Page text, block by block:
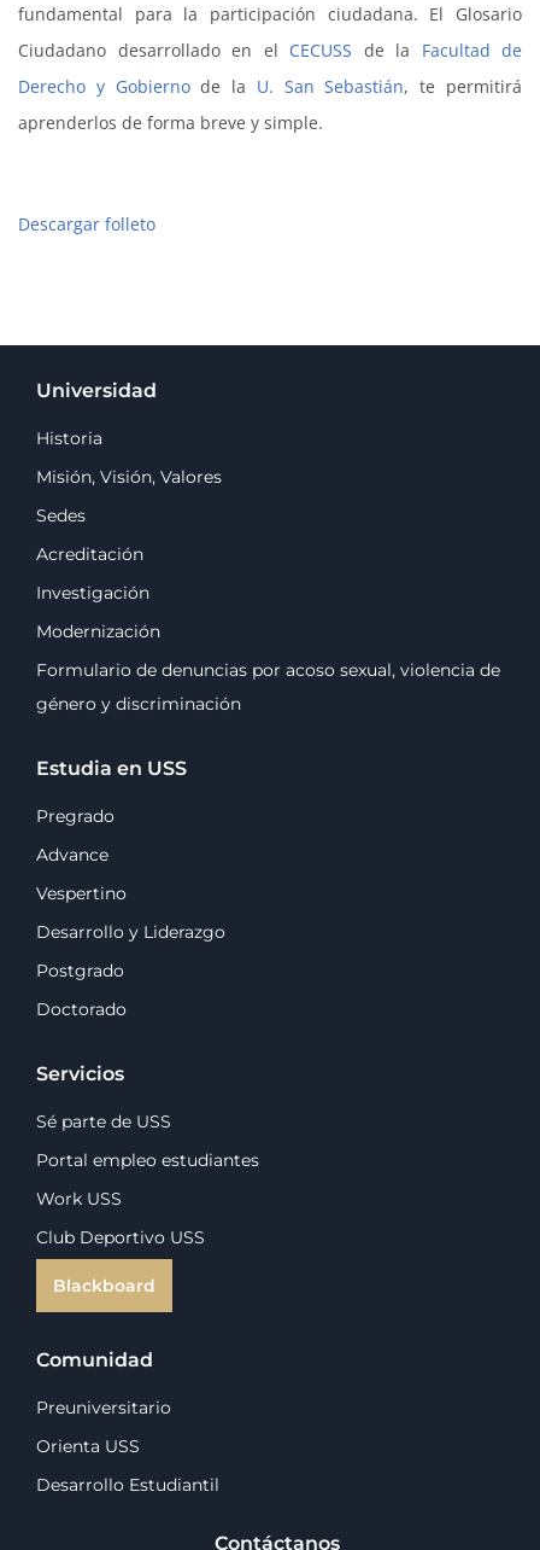
fundamental para la participación ciudadana. El Glosario
Ciudadano desarrollado en el CECUSS de la Facultad de
Derecho y Gobiernode la U. San Sebastián, te permitirá
aprenderlos de forma breve y simple.
Descargar folleto
Universidad
Historia
Misión, Visión, Valores
Sedes
Acreditación
Investigación
Modernización
Formulario de denuncias por acoso sexual, violencia de
género y discriminación
Estudia en USS
Pregrado
Advance
Vespertino
Desarrollo y Liderazgo
Postgrado
Doctorado
Servicios
Sé parte de USS
Portal empleo estudiantes
Work USS
Club Deportivo USS
Blackboard
Comunidad
Preuniversitario
Orienta USS
Desarrollo Estudiantil
Contáctanos